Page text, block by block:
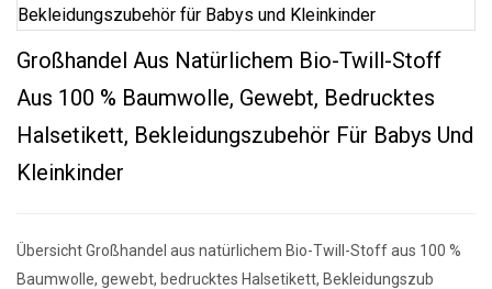
Großhandel Aus Natürlichem Bio-Twill-Stoff
Aus 100 % Baumwolle, Gewebt, Bedrucktes
Halsetikett, Bekleidungszubehör Für Babys Und
Kleinkinder
Übersicht Großhandel aus natürlichem Bio-Twill-Stoff aus 100 %
Baumwolle, gewebt, bedrucktes Halsetikett, Bekleidungszub